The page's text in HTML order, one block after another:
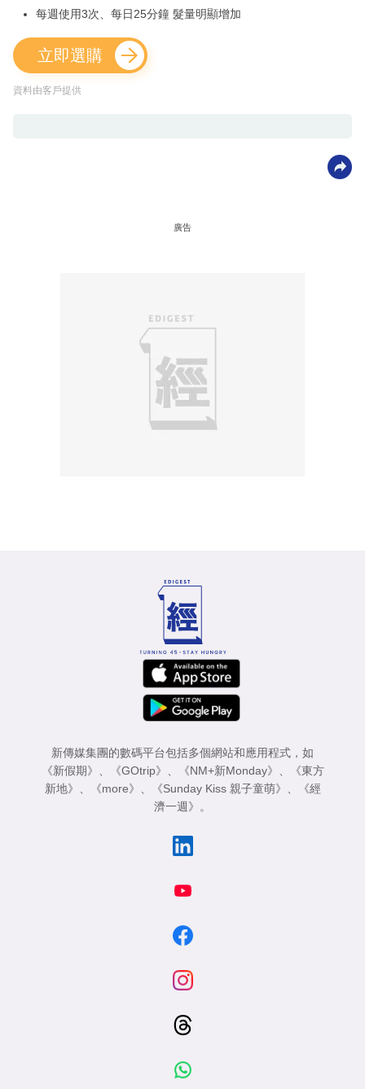
每週使用3次、每日25分鐘 髮量明顯增加
立即選購
資料由客戶提供
廣告
新傳媒集團的數碼平台包括多個網站和應用程式，如
《新假期》
《GOtrip》 《NM+新Monday》
《東方
新地》
《more》 《Sunday Kiss 親子童萌》
《經
濟一週》
。